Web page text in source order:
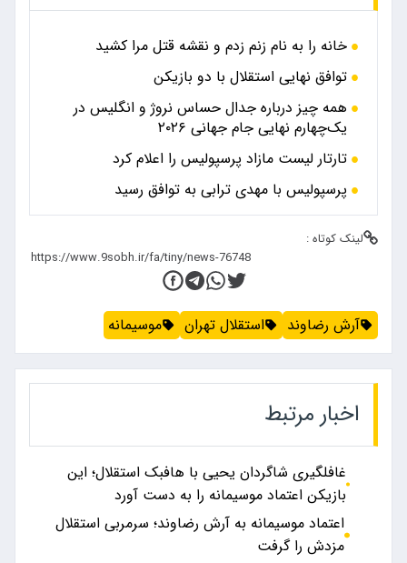
خانه را به نام زنم زدم و نقشه قتل مرا کشید
توافق نهایی استقلال با دو بازیکن
همه چیز درباره جدال حساس نروژ و انگلیس در
یک‌چهارم نهایی جام جهانی ۲۰۲۶
تارتار لیست مازاد پرسپولیس را اعلام کرد
پرسپولیس با مهدی ترابی به توافق رسید
لینک کوتاه :
آرش رضاوند استقلال تهران موسیمانه
اخبار مرتبط
غافلگیری شاگردان یحیی با هافبک استقلال؛ این
بازیکن اعتماد موسیمانه را به دست آورد
اعتماد موسیمانه به آرش رضاوند؛ سرمربی استقلال
مزدش را گرفت